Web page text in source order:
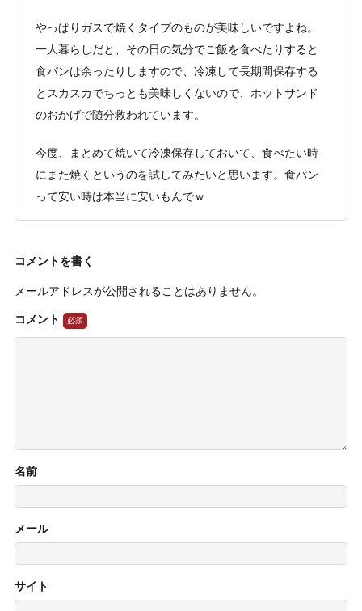
やっぱりガスで焼くタイプのものが美味しいですよね。
一人暮らしだと、その日の気分でご飯を食べたりすると
食パンは余ったりしますので、冷凍して長期間保存する
とスカスカでちっとも美味しくないので、ホットサンド
のおかげで随分救われています。
今度、まとめて焼いて冷凍保存しておいて、食べたい時
にまた焼くというのを試してみたいと思います。食パン
って安い時は本当に安いもんでｗ
コメントを書く
メールアドレスが公開されることはありません。
コメント
名前
メール
サイト